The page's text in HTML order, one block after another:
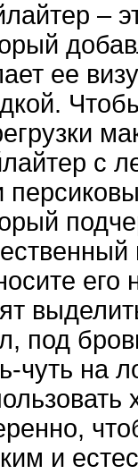
–
ее
с
его
под
чуть на
и